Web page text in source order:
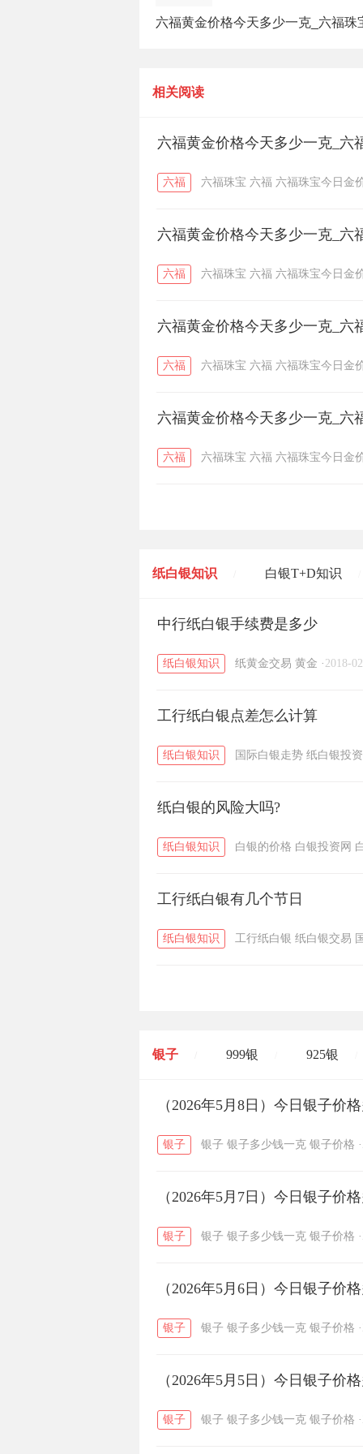
六福黄金价格今天多少一克_六福珠
相关阅读
六福黄金价格今天多少一克_六
六福 六福珠宝 六福 六福珠宝今日金
六福黄金价格今天多少一克_六
六福 六福珠宝 六福 六福珠宝今日金
六福黄金价格今天多少一克_六
六福 六福珠宝 六福 六福珠宝今日金
六福黄金价格今天多少一克_六
六福 六福珠宝 六福 六福珠宝今日金
纸白银知识 白银T+D知识
黄金T+D知识 / 粤贵银知识
中行纸白银手续费是多少
纸白银知识 纸黄金交易 黄金 · 2018-
工行纸白银点差怎么计算
纸白银知识 国际白银走势 纸白银投资
纸白银的风险大吗?
纸白银知识 白银的价格 白银投资网
工行纸白银有几个节日
纸白银知识 工行纸白银 纸白银交易
银子 999银 925银
开国纪念币 大清银币
菜百 周生生 周大生
六福 / 金至尊 / 潮宏基
（2026年5月8日）今日银子价
银子 银子 银子多少钱一克 银子价格 ·
（2026年5月7日）今日银子价
银子 银子 银子多少钱一克 银子价格 ·
（2026年5月6日）今日银子价
银子 银子 银子多少钱一克 银子价格 ·
（2026年5月5日）今日银子价
银子 银子 银子多少钱一克 银子价格 ·